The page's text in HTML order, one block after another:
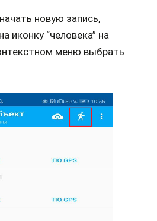
новую запись,
иконку “человека” на
меню выбрать